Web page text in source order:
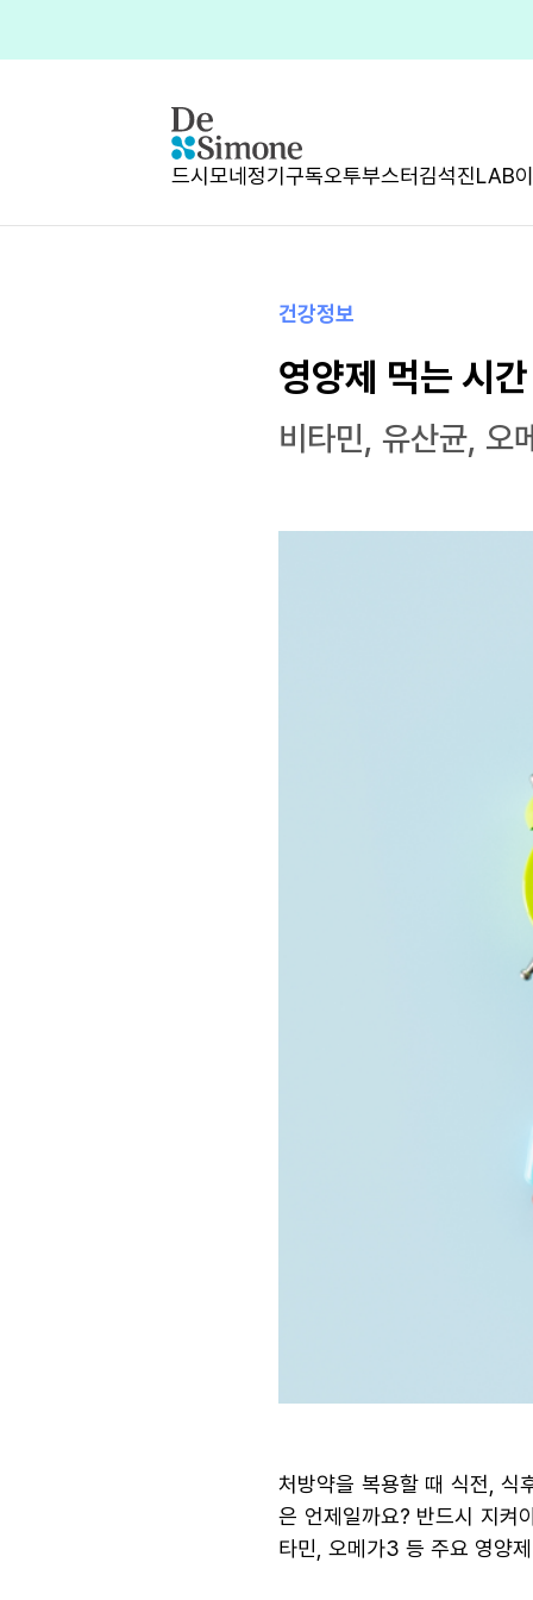
드시모네 정기구독오투부스터김석진LAB
건강정보
영양제 먹는 시
비타민, 유산균, 오
처방약을 복용할 때 식전, 식
은 언제일까요? 반드시 지켜
타민, 오메가3 등 주요 영양